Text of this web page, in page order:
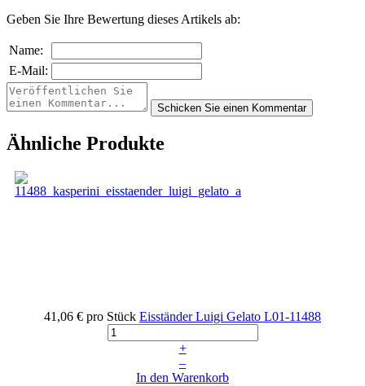
Geben Sie Ihre Bewertung dieses Artikels ab:
Name:
E-Mail:
Ähnliche Produkte
41,06 € pro Stück Eisständer Luigi Gelato L01-11488
+
–
In den Warenkorb